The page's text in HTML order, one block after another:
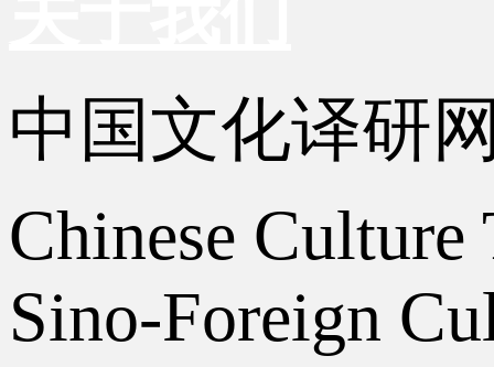
中国文化译研
Chinese
Sino-Foreign